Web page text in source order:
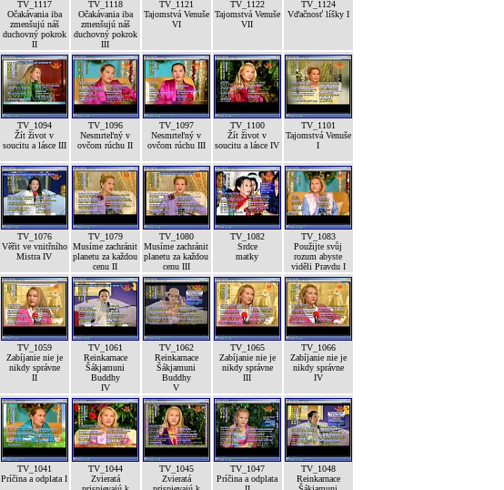
TV_1117
Očakávania iba
zmenšujú náš
duchovný pokrok
II
TV_1118
Očakávania iba
zmenšujú náš
duchovný pokrok
III
TV_1121
Tajomstvá Venuše
VI
TV_1122
Tajomstvá Venuše
VII
TV_1124
Vďačnosť líšky I
TV_1094
Žít život v
soucitu a lásce III
TV_1096
Nesmrteľný v
ovčom rúchu II
TV_1097
Nesmrteľný v
ovčom rúchu III
TV_1100
Žít život v
soucitu a lásce IV
TV_1101
Tajomstvá Venuše
I
TV_1076
Věřit ve vnitřního
Mistra IV
TV_1079
Musíme zachránit
planetu za každou
cenu II
TV_1080
Musíme zachránit
planetu za každou
cenu III
TV_1082
Srdce
matky
TV_1083
Použijte svůj
rozum abyste
viděli Pravdu I
TV_1059
Zabíjanie nie je
nikdy správne
II
TV_1061
Reinkarnace
Šákjamuni
Buddhy
IV
TV_1062
Reinkarnace
Šákjamuni
Buddhy
V
TV_1065
Zabíjanie nie je
nikdy správne
III
TV_1066
Zabíjanie nie je
nikdy správne
IV
TV_1041
Príčina a odplata I
TV_1044
Zvieratá
TV_1045
Zvieratá
TV_1047
Príčina a odplata
TV_1048
Reinkarnace